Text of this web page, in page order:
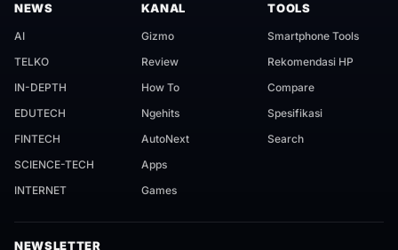
NEWS
AI
TELKO
IN-DEPTH
EDUTECH
FINTECH
SCIENCE-TECH
INTERNET
KANAL
Gizmo
Review
How To
Ngehits
AutoNext
Apps
Games
TOOLS
Smartphone Tools
Rekomendasi HP
Compare
Spesifikasi
Search
NEWSLETTER